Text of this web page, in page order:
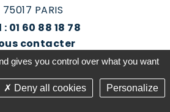
75017 PARIS
: 01 60 88 18 78
contacter
rendez-vous
gives you control over what you want
Deny all cookies Personalize